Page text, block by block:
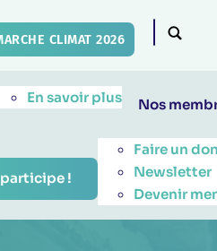
CLIMAT 2026
En savoir plus Nos
!
Faire un don
Newsletter
Devenir